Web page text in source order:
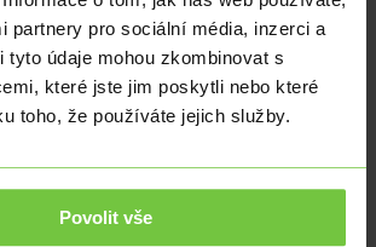
partnery pro sociální média, inzerci a
tyto údaje mohou zkombinovat s
které jste jim poskytli nebo které
toho, že používáte jejich služby.
Povolit vše
energie
stále více diskutuje o nutnosti zlepšování